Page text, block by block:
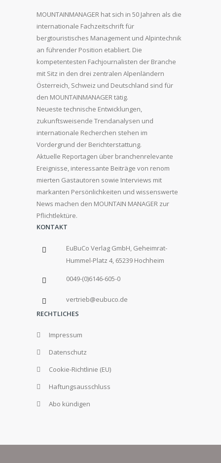
MOUNTAINMANAGER hat sich in 50 Jahren als die
internationale Fachzeitschrift für
bergtouristisches Management und Alpintechnik
an führender Position etabliert. Die
kompetentesten Fachjournalisten der Branche
mit Sitz in den drei zentralen Alpenländern
Österreich, Schweiz und Deutschland sind für
den MOUNTAINMANAGER tätig.
Neueste technische Entwicklungen,
zukunftsweisende Trendanalysen und
internationale Recherchen stehen im
Vordergrund der Berichterstattung.
Aktuelle Reportagen über branchenrelevante
Ereignisse, interessante Beiträge von renom
mierten Gastautoren sowie Interviews mit
markanten Persönlichkeiten und wissenswerte
News machen den MOUNTAIN MANAGER zur
Pflichtlektüre.
KONTAKT
EuBuCo Verlag GmbH, Geheimrat-
Hummel-Platz 4, 65239 Hochheim
0049-(0)6146-605-0
vertrieb@eubuco.de
RECHTLICHES
Impressum
Datenschutz
Cookie-Richtlinie (EU)
Haftungsausschluss
Abo kündigen